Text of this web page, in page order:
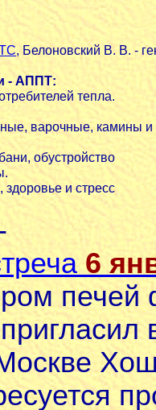
, Белоновский В. В. -
- АППТ:
тепла.
варочные, камины и
обустройство
и стресс
6